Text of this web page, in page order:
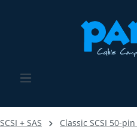
SCSI + SAS Classic SCSI 50-